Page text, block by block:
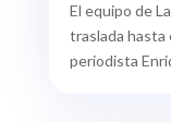
El equipo de
traslada hasta
periodista